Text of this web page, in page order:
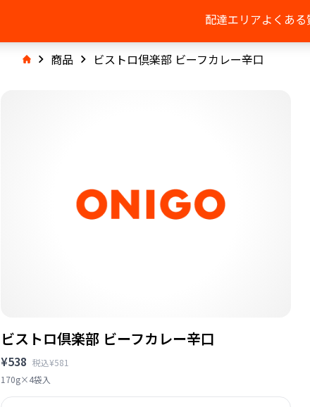
配達エリアよくある
商品 ビストロ倶楽部 ビーフカレー辛口
ビストロ倶楽部 ビーフカレー辛口
¥538 税込¥581
170g×4袋入